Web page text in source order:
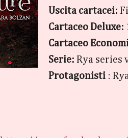
Uscita cartacei:
Cartaceo Deluxe:
Cartaceo
Serie: Rya series
Protagonisti :